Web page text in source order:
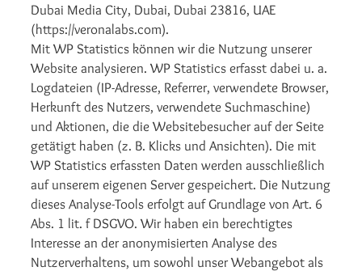
Dubai Media City, Dubai, Dubai 23816, UAE
(https://veronalabs.com).
Mit WP Statistics können wir die Nutzung unserer
Website analysieren. WP Statistics erfasst dabei u. a.
Logdateien (IP-Adresse, Referrer, verwendete Browser,
Herkunft des Nutzers, verwendete Suchmaschine)
und Aktionen, die die Websitebesucher auf der Seite
getätigt haben (z. B. Klicks und Ansichten). Die mit
WP Statistics erfassten Daten werden ausschließlich
auf unserem eigenen Server gespeichert. Die Nutzung
dieses Analyse-Tools erfolgt auf Grundlage von Art. 6
Abs. 1 lit. f DSGVO. Wir haben ein berechtigtes
Interesse an der anonymisierten Analyse des
Nutzerverhaltens, um sowohl unser Webangebot als